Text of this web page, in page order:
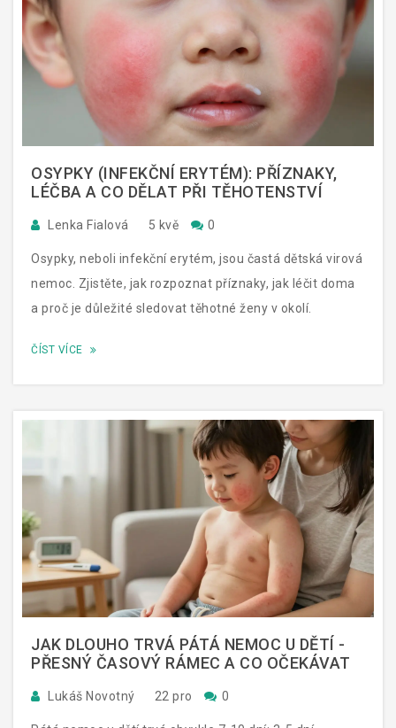
OSYPKY (INFEKČNÍ ERYTÉM): PŘÍZNAKY,
LÉČBA A CO DĚLAT PŘI TĚHOTENSTVÍ
Lenka Fialová 5 kvě 0
Osypky, neboli infekční erytém, jsou častá dětská virová
nemoc. Zjistěte, jak rozpoznat příznaky, jak léčit doma
a proč je důležité sledovat těhotné ženy v okolí.
ČÍST VÍCE
JAK DLOUHO TRVÁ PÁTÁ NEMOC U DĚTÍ -
PŘESNÝ ČASOVÝ RÁMEC A CO OČEKÁVAT
Lukáš Novotný 22 pro 0